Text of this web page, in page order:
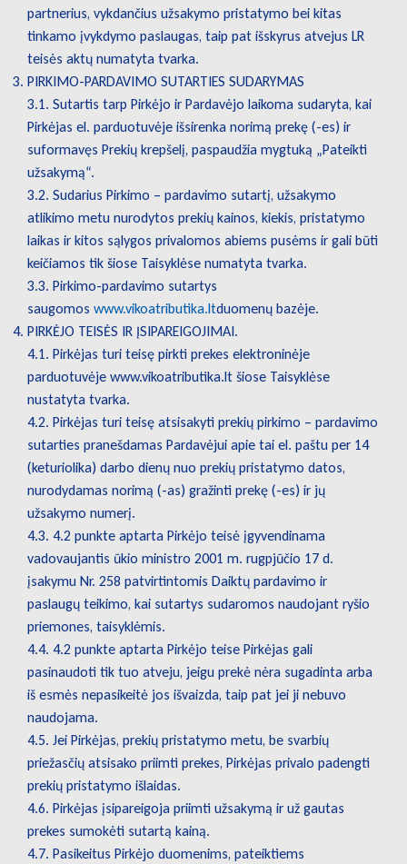
partnerius, vykdančius užsakymo pristatymo bei kitas
tinkamo įvykdymo paslaugas, taip pat išskyrus atvejus LR
teisės aktų numatyta tvarka.
PIRKIMO-PARDAVIMO SUTARTIES SUDARYMAS
3.1. Sutartis tarp Pirkėjo ir Pardavėjo laikoma sudaryta, kai
Pirkėjas el. parduotuvėje išsirenka norimą prekę (-es) ir
suformavęs Prekių krepšelį, paspaudžia mygtuką „Pateikti
užsakymą“.
3.2. Sudarius Pirkimo – pardavimo sutartį, užsakymo
atlikimo metu nurodytos prekių kainos, kiekis, pristatymo
laikas ir kitos sąlygos privalomos abiems pusėms ir gali būti
keičiamos tik šiose Taisyklėse numatyta tvarka.
3.3. Pirkimo-pardavimo sutartys
saugomos www.vikoatributika.ltduomenų bazėje.
PIRKĖJO TEISĖS IR ĮSIPAREIGOJIMAI.
4.1. Pirkėjas turi teisę pirkti prekes elektroninėje
parduotuvėje www.vikoatributika.lt šiose Taisyklėse
nustatyta tvarka.
4.2. Pirkėjas turi teisę atsisakyti prekių pirkimo – pardavimo
sutarties pranešdamas Pardavėjui apie tai el. paštu per 14
(keturiolika) darbo dienų nuo prekių pristatymo datos,
nurodydamas norimą (-as) gražinti prekę (-es) ir jų
užsakymo numerį.
4.3. 4.2 punkte aptarta Pirkėjo teisė įgyvendinama
vadovaujantis ūkio ministro 2001 m. rugpjūčio 17 d.
įsakymu Nr. 258 patvirtintomis Daiktų pardavimo ir
paslaugų teikimo, kai sutartys sudaromos naudojant ryšio
priemones, taisyklėmis.
4.4. 4.2 punkte aptarta Pirkėjo teise Pirkėjas gali
pasinaudoti tik tuo atveju, jeigu prekė nėra sugadinta arba
iš esmės nepasikeitė jos išvaizda, taip pat jei ji nebuvo
naudojama.
4.5. Jei Pirkėjas, prekių pristatymo metu, be svarbių
priežasčių atsisako priimti prekes, Pirkėjas privalo padengti
prekių pristatymo išlaidas.
4.6. Pirkėjas įsipareigoja priimti užsakymą ir už gautas
prekes sumokėti sutartą kainą.
4.7. Pasikeitus Pirkėjo duomenims, pateiktiems